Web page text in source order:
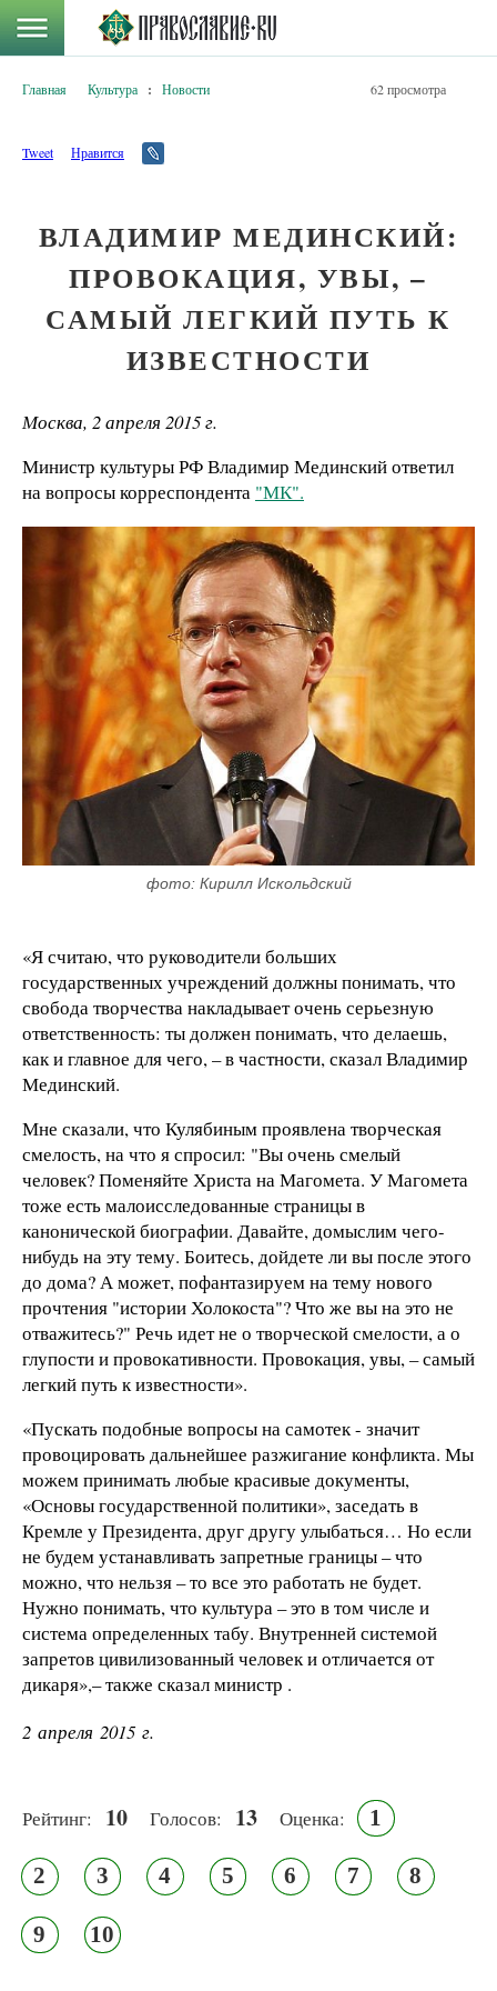
Главная Культура : Новости 62 просмотра
Tweet Нравится
ВЛАДИМИР МЕДИНСКИЙ:
ПРОВОКАЦИЯ, УВЫ, –
САМЫЙ ЛЕГКИЙ ПУТЬ К
ИЗВЕСТНОСТИ
Москва, 2 апреля 2015 г.
Министр культуры РФ Владимир Мединский ответил
на вопросы корреспондента "МК".
фото: Кирилл Искольдский
«Я считаю, что руководители больших
государственных учреждений должны понимать, что
свобода творчества накладывает очень серьезную
ответственность: ты должен понимать, что делаешь,
как и главное для чего,–в частности, сказал Владимир
Мединский.
Мне сказали, что Кулябиным проявлена творческая
смелость, на что я спросил: "Вы очень смелый
человек? Поменяйте Христа на Магомета. У Магомета
тоже есть малоисследованные страницы в
канонической биографии. Давайте, домыслим чего-
нибудь на эту тему. Боитесь, дойдете ли вы после этого
до дома? А может, пофантазируем на тему нового
прочтения "истории Холокоста"? Что же вы на это не
отважитесь?" Речь идет не о творческой смелости, а о
глупости и провокативности. Провокация, увы, – самый
легкий путь к известности».
«Пускать подобные вопросы на самотек - значит
провоцировать дальнейшее разжигание конфликта. Мы
можем принимать любые красивые документы,
«Основы государственной политики», заседать в
Кремле у Президента, друг другу улыбаться… Но если
не будем устанавливать запретные границы – что
можно, что нельзя – то все это работать не будет.
Нужно понимать, что культура – это в том числе и
система определенных табу. Внутренней системой
запретов цивилизованный человек и отличается от
дикаря»,– также сказал министр .
2 апреля 2015 г.
Рейтинг: 10 Голосов: 13 Оценка: 1
2 3 4 5 6 7 8
9 10